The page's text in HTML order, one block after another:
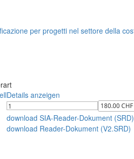
per progetti nel settore della
Details anzeigen
download SIA-Reader-Dokument (SRD)
download Reader-Dokument (V2.SRD)